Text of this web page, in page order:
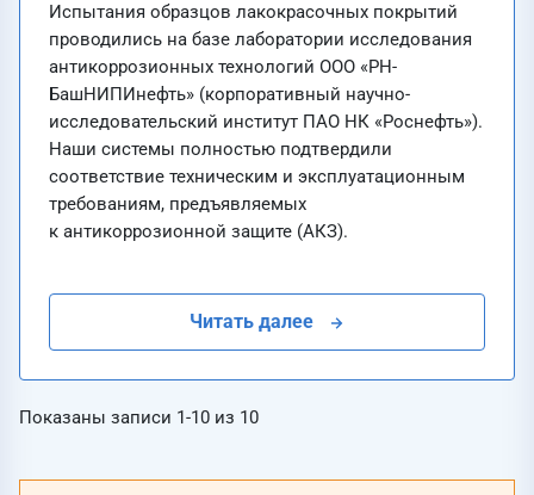
Испытания образцов лакокрасочных покрытий
проводились на базе лаборатории исследования
антикоррозионных технологий ООО «РН-
БашНИПИнефть» (корпоративный научно-
исследовательский институт ПАО НК «Роснефть»).
Наши системы полностью подтвердили
соответствие техническим и эксплуатационным
требованиям, предъявляемых
к антикоррозионной защите (АКЗ).
Читать далее
Показаны записи 1-10 из 10